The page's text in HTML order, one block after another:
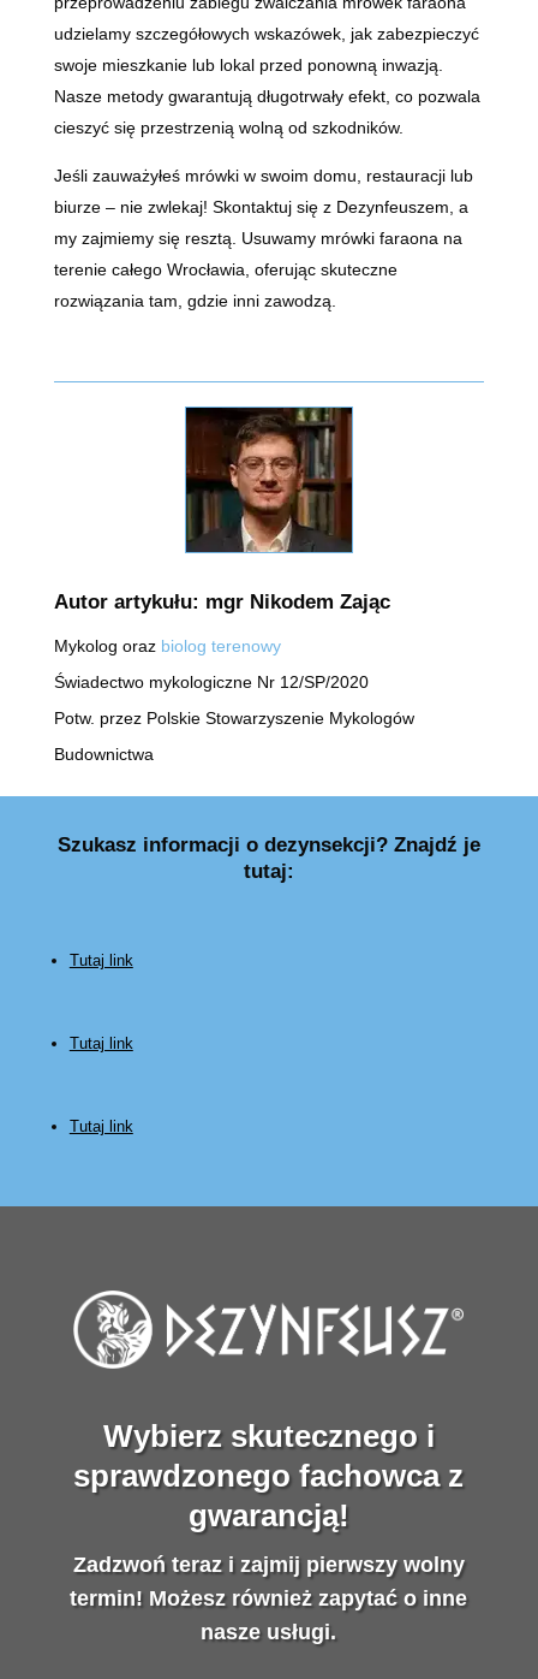
udzielamy szczegółowych wskazówek, jak zabezpieczyć
swoje mieszkanie lub lokal przed ponowną inwazją.
Nasze metody gwarantują długotrwały efekt, co pozwala
cieszyć się przestrzenią wolną od szkodników.
Jeśli zauważyłeś mrówki w swoim domu, restauracji lub
biurze – nie zwlekaj! Skontaktuj się z Dezynfeuszem, a
my zajmiemy się resztą. Usuwamy mrówki faraona na
terenie całego Wrocławia, oferując skuteczne
rozwiązania tam, gdzie inni zawodzą.
Autor artykułu: mgr Nikodem Zając
Mykolog oraz biolog terenowy
Świadectwo mykologiczne Nr 12/SP/2020
Potw. przez Polskie Stowarzyszenie Mykologów
Budownictwa
Szukasz informacji o dezynsekcji? Znajdź je
tutaj:
Tutaj link
Tutaj link
Tutaj link
Wybierz skutecznego i
sprawdzonego fachowca z
gwarancją!
Zadzwoń teraz i zajmij pierwszy wolny
termin! Możesz również zapytać o inne
nasze usługi.